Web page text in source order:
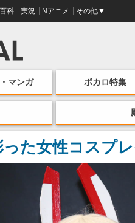
科 実況 Nアニメ その他▼
マンガ ボカロ特集
った女性コスプ